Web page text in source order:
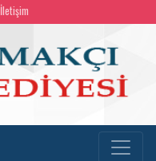
İletişim